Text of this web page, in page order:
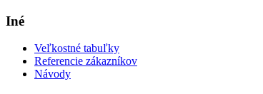
Iné
Veľkostné tabuľky
Referencie zákazníkov
Návody